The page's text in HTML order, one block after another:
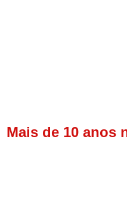
Mais de 10 anos